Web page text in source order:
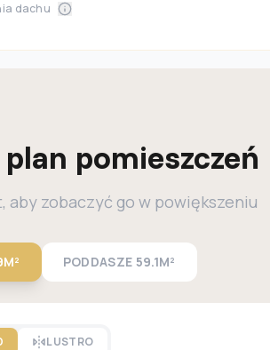
dachu
pomieszczeń
aby zobaczyć go w powiększeniu
PODDASZE 59.1M²
LUSTRO